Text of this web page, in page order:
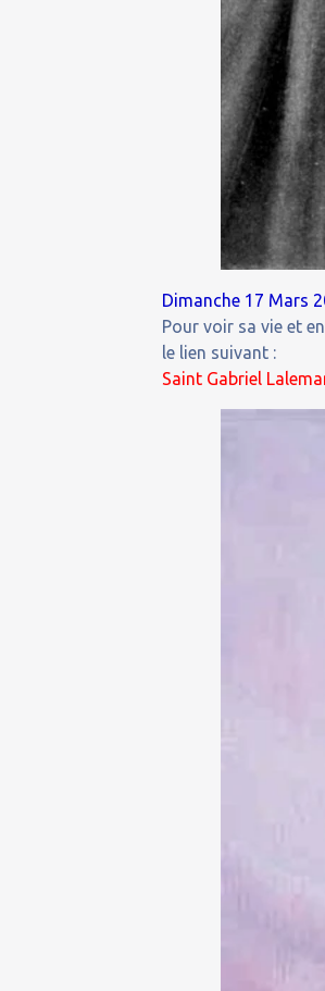
Dimanche 17 Mars
Pour voir sa vie et
le lien suivant :
Saint Gabriel